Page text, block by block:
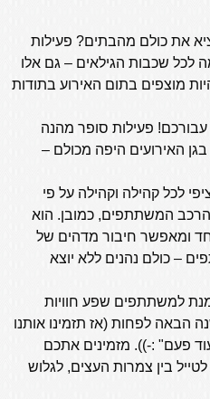
את כולם מהבתים? פעילות
שכבות הגילאים – גם אלו
מוצפים בתום האירוע בתודות
פעילות סופר מהנה
האירועים היפה מכולם –
לכל קהילה וקהילה על פי
המשתתפים, כמובן. הוא
ומאפשר חיבור מדהים של
– כולם נהנים ללא יוצא
למשתתפים שפע חוויות
הבאה לפחות (אז תזמינו אותנו
פעם" :-)). מזמינים אתכם
בין צמרות העצים, לגלוש